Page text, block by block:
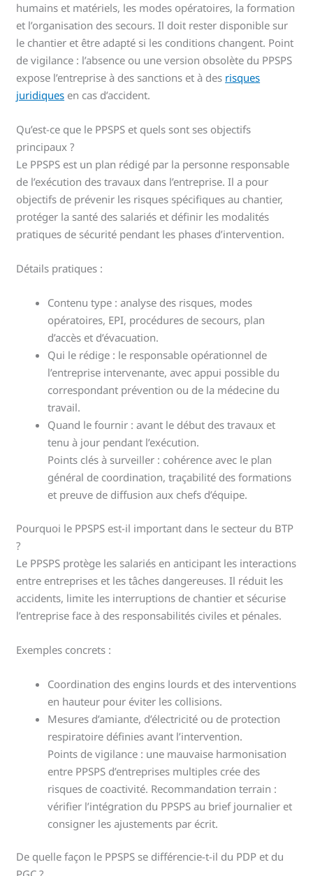
humains et matériels, les modes opératoires, la formation
et l’organisation des secours. Il doit rester disponible sur
le chantier et être adapté si les conditions changent. Point
de vigilance : l’absence ou une version obsolète du PPSPS
expose l’entreprise à des sanctions et à des risques
juridiques en cas d’accident.
Qu’est-ce que le PPSPS et quels sont ses objectifs
principaux ?
Le PPSPS est un plan rédigé par la personne responsable
de l’exécution des travaux dans l’entreprise. Il a pour
objectifs de prévenir les risques spécifiques au chantier,
protéger la santé des salariés et définir les modalités
pratiques de sécurité pendant les phases d’intervention.
Détails pratiques :
Contenu type : analyse des risques, modes
opératoires, EPI, procédures de secours, plan
d’accès et d’évacuation.
Qui le rédige : le responsable opérationnel de
l’entreprise intervenante, avec appui possible du
correspondant prévention ou de la médecine du
travail.
Quand le fournir : avant le début des travaux et
tenu à jour pendant l’exécution.
Points clés à surveiller : cohérence avec le plan
général de coordination, traçabilité des formations
et preuve de diffusion aux chefs d’équipe.
Pourquoi le PPSPS est-il important dans le secteur du BTP
?
Le PPSPS protège les salariés en anticipant les interactions
entre entreprises et les tâches dangereuses. Il réduit les
accidents, limite les interruptions de chantier et sécurise
l’entreprise face à des responsabilités civiles et pénales.
Exemples concrets :
Coordination des engins lourds et des interventions
en hauteur pour éviter les collisions.
Mesures d’amiante, d’électricité ou de protection
respiratoire définies avant l’intervention.
Points de vigilance : une mauvaise harmonisation
entre PPSPS d’entreprises multiples crée des
risques de coactivité. Recommandation terrain :
vérifier l’intégration du PPSPS au brief journalier et
consigner les ajustements par écrit.
De quelle façon le PPSPS se différencie-t-il du PDP et du